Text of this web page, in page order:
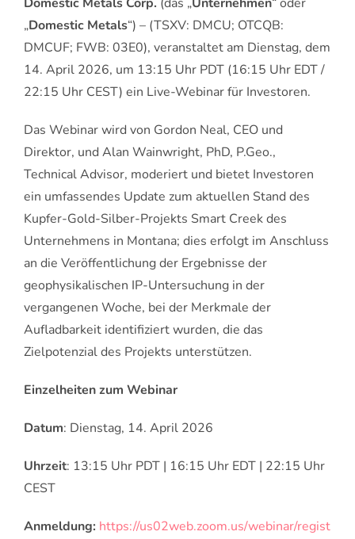
„Domestic Metals“) – (TSXV: DMCU; OTCQB:
DMCUF; FWB: 03E0), veranstaltet am Dienstag, dem
14. April 2026, um 13:15 Uhr PDT (16:15 Uhr EDT /
22:15 Uhr CEST) ein Live-Webinar für Investoren.
Das Webinar wird von Gordon Neal, CEO und
Direktor, und Alan Wainwright, PhD, P.Geo.,
Technical Advisor, moderiert und bietet Investoren
ein umfassendes Update zum aktuellen Stand des
Kupfer-Gold-Silber-Projekts Smart Creek des
Unternehmens in Montana; dies erfolgt im Anschluss
an die Veröffentlichung der Ergebnisse der
geophysikalischen IP-Untersuchung in der
vergangenen Woche, bei der Merkmale der
Aufladbarkeit identifiziert wurden, die das
Zielpotenzial des Projekts unterstützen.
Einzelheiten zum Webinar
Datum: Dienstag, 14. April 2026
Uhrzeit: 13:15 Uhr PDT | 16:15 Uhr EDT | 22:15 Uhr
CEST
Anmeldung: https://us02web.zoom.us/webinar/regist